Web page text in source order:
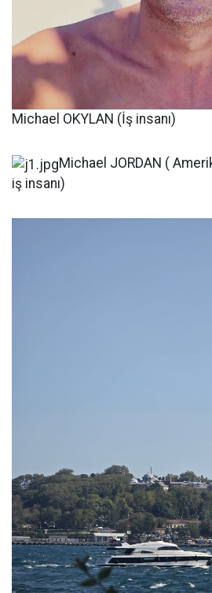
Michael OKYLAN (İş insanı)
Michael JORDAN (
iş insanı)